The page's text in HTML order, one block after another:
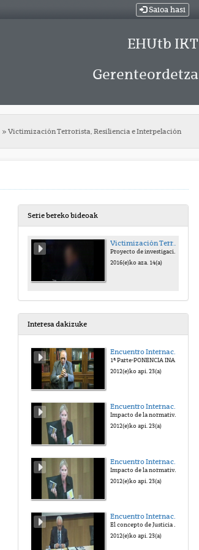
Saioa hasi
EHUtb IKT
Gerenteordetza
Victimización Terrorista, Resiliencia e Interpelación
Serie bereko bideoak
Victimización Terrorista, Resiliencia e Interpelación
Proyecto de investigación del Instituto Vasco de Criminología/Kriminologiaren Euskal Institutua UPV/EHU
2016(e)ko aza. 14(a)
Interesa dakizuke
Encuentro Internacional Hacia una Justicia Victimal. Homenaje al Prof. Antonio Beristain
2012(e)ko api. 23(a)
Encuentro Internacional "Hacia una Justicia victimal". Homenaje al Prof. Antonio Beristain
Impacto de la normativa internacional en materia de víctimas de delitos graves, especialmente de terrorismo y de abuso de poder
2012(e)ko api. 23(a)
Encuentro Internacional "Hacia una Justicia victimal". Homenaje al Prof. Antonio Beristain
Impacto de la normativa internacional en materia de víctimas de delitos graves, especialmente de terrorismo y de abuso de poder
2012(e)ko api. 23(a)
Encuentro Internacional "Hacia una Justicia victimal". Homenaje al Prof. Antonio Beristain
El concepto de Justicia victimal en Derecho penal: Contribuciones y retos
2012(e)ko api. 23(a)